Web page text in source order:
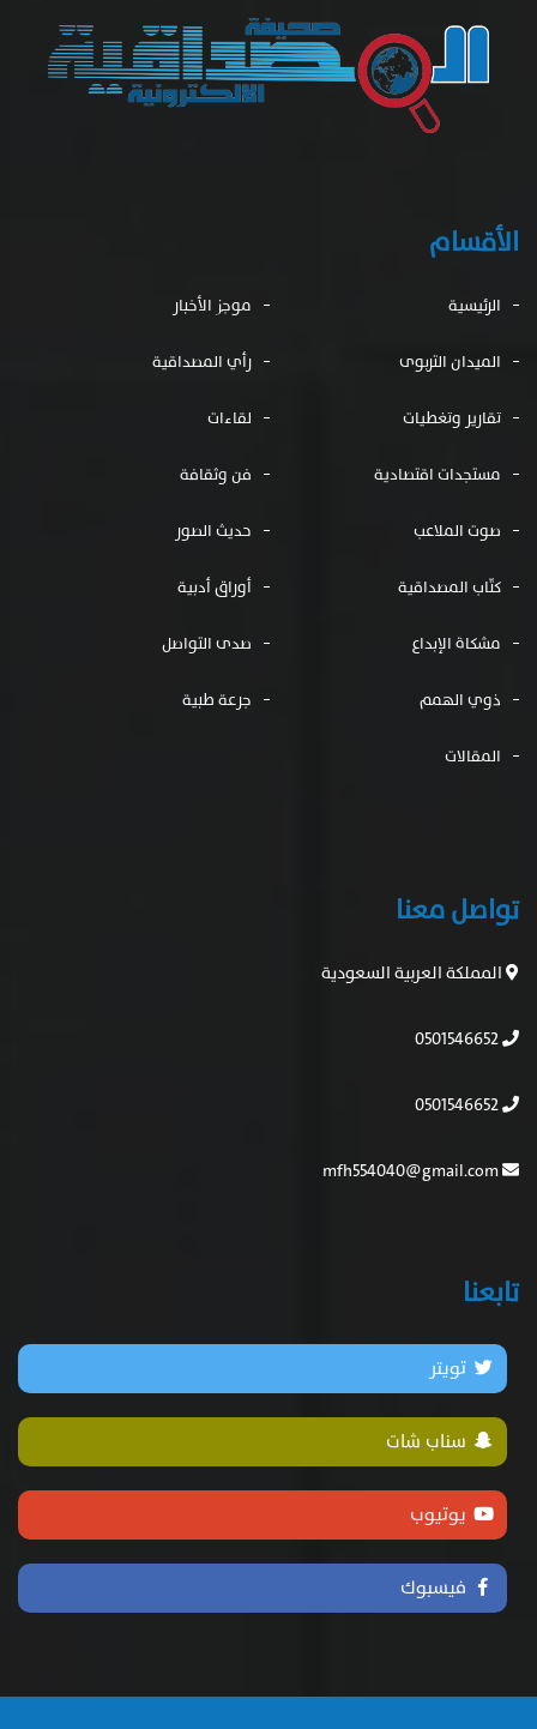
الأقسام
الرئيسية موجز الأخبار
الميدان التربوى رأي المصداقية
تقارير وتغطيات لقاءات
مستجدات اقتصادية فن وثقافة
صوت الملاعب حديث الصور
كتّاب المصداقية أوراق أدبية
مشكاة الإبداع صدى التواصل
ذوي الهمم جرعة طبية
المقالات
تواصل معنا
المملكة العربية السعودية
تابعنا
تويتر
سناب شات
يوتيوب
فيسبوك